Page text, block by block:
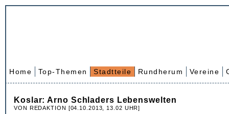
Home Top-Themen Stadtteile Rundherum Vereine
Koslar: Arno Schladers Lebenswelten
VON REDAKTION [04.10.2013, 13.02 UHR]